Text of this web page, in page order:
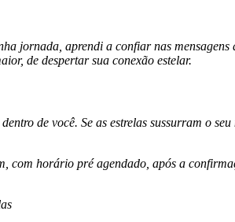
jornada, aprendi a confiar nas
de despertar sua conexão estelar.
de você. Se as estrelas sussurram o
com horário pré agendado, após a